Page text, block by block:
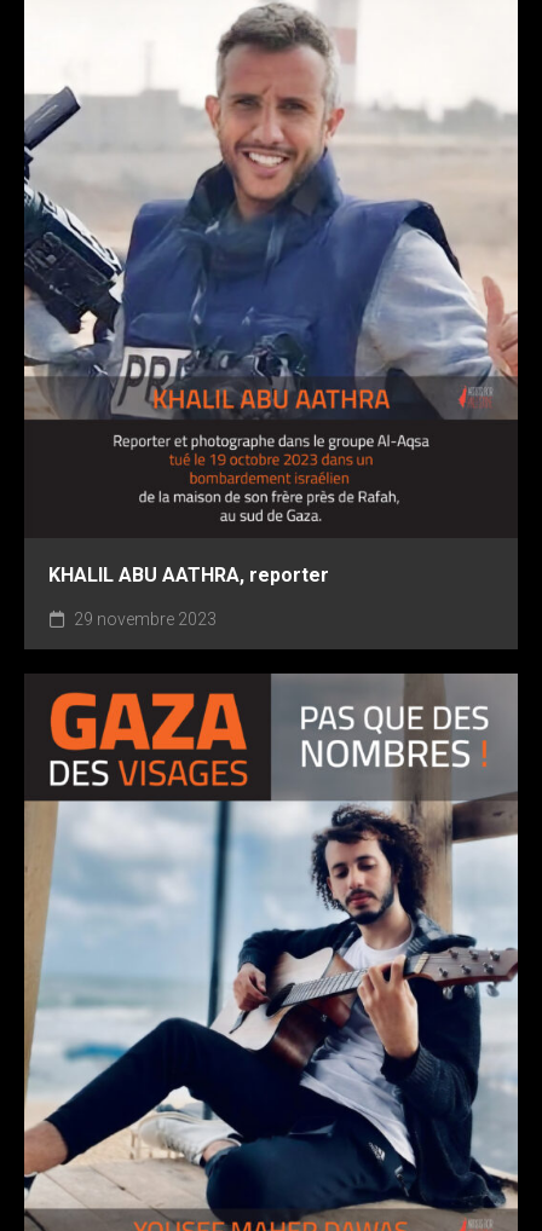
‎KHALIL ABU AATHRA, reporter
29 novembre 2023